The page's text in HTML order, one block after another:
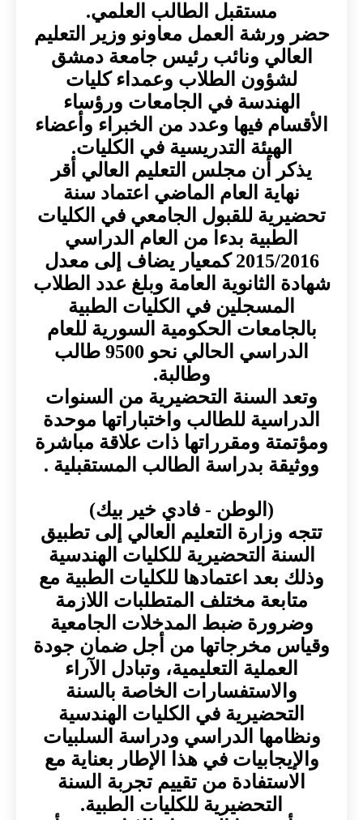
مستقبل الطالب العلمي.
حضر ورشة العمل معاونو وزير التعليم
العالي ونائب رئيس جامعة دمشق
لشؤون الطلاب وعمداء كليات
الهندسة في الجامعات ورؤساء
الأقسام فيها وعدد من الخبراء وأعضاء
الهيئة التدريسية في الكليات.
يذكر أن مجلس التعليم العالي أقر
نهاية العام الماضي اعتماد سنة
تحضيرية للقبول الجامعي في الكليات
الطبية بدءا من العام الدراسي
2015/2016 كمعيار يضاف إلى معدل
شهادة الثانوية العامة وبلغ عدد الطلاب
المسجلين في الكليات الطبية
بالجامعات الحكومية السورية للعام
الدراسي الحالي نحو 9500 طالب
وطالبة.
وتعد السنة التحضيرية من السنوات
الدراسية للطالب واختباراتها موحدة
ومؤتمتة ومقرراتها ذات علاقة مباشرة
ووثيقة بدراسة الطالب المستقبلية .
(الوطن - فادي خير بيك)
تتجه وزارة التعليم العالي إلى تطبيق
السنة التحضيرية للكليات الهندسية
وذلك بعد اعتمادها للكليات الطبية مع
متابعة مختلف المتطلبات اللازمة
وضرورة ضبط المدخلات الجامعية
وقياس مخرجاتها من أجل ضمان جودة
العملية التعليمية، وتبادل الآراء
والاستفسارات الخاصة بالسنة
التحضيرية في الكليات الهندسية
ونظامها الدراسي ودراسة السلبيات
والإيجابيات في هذا الإطار بعناية مع
الاستفادة من تقييم تجربة السنة
التحضيرية للكليات الطبية.